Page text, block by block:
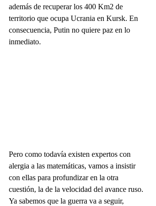
además de recuperar los 400 Km2 de
territorio que ocupa Ucrania en Kursk. En
consecuencia, Putin no quiere paz en lo
inmediato.
Pero como todavía existen expertos con
alergia a las matemáticas, vamos a insistir
con ellas para profundizar en la otra
cuestión, la de la velocidad del avance ruso.
Ya sabemos que la guerra va a seguir,